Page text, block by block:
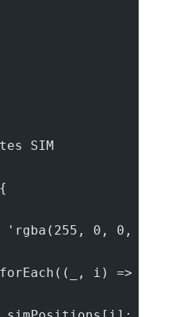
SIM
'rgba(255, 0, 0,
i) => {